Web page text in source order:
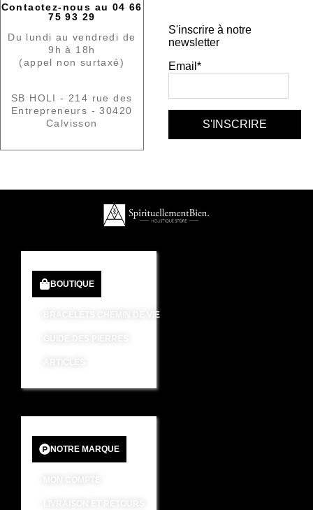
Contactez-nous au 04 66
75 93 29
Du lundi au vendredi de
9h à 18h
(appel non surtaxé)
SB HOLI - 214 rue des
Entrepreneurs - 30420
Calvisson
S'inscrire à notre
newsletter
Email*
BOUTIQUE
BRACELETS CHEMIN DE VIE
GUIDE DES PIERRES
NOTRE MARQUE
MON COMPTE